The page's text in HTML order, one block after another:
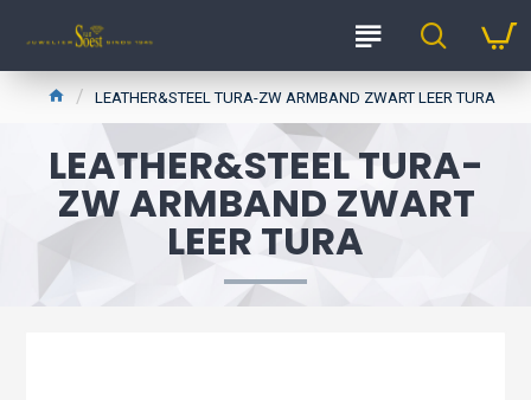
LEATHER&STEEL TURA-ZW ARMBAND ZWART LEER TURA
LEATHER&STEEL TURA-
ZW ARMBAND ZWART
LEER TURA